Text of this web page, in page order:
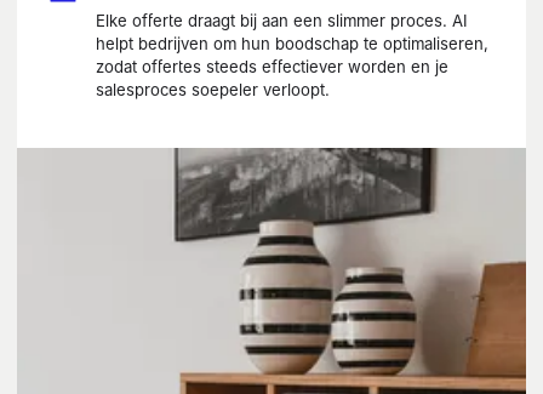
Elke offerte draagt bij aan een slimmer proces. AI
helpt bedrijven om hun boodschap te optimaliseren,
zodat offertes steeds effectiever worden en je
salesproces soepeler verloopt.